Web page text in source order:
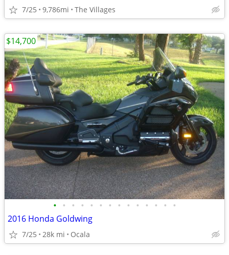
7/25 9,786mi The Villages
• • • • • • • • • • • • • •
2016 Honda Goldwing
7/25 28k mi Ocala
$14,700